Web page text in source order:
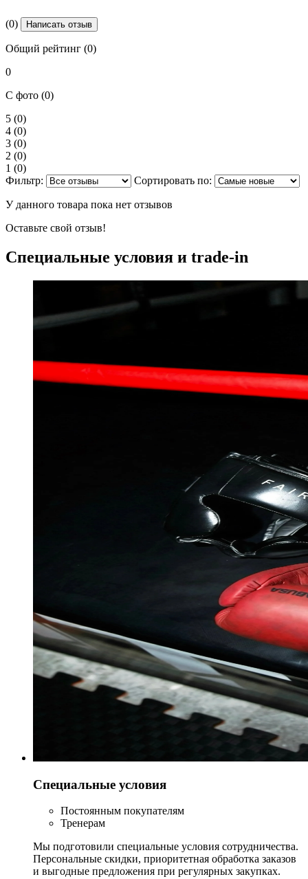
(0) Написать отзыв
Общий рейтинг (0)
0
С фото (0)
5 (0)
4 (0)
3 (0)
2 (0)
1 (0)
Фильтр:
Сортировать по:
У данного товара пока нет отзывов
Оставьте свой отзыв!
Специальные условия и trade-in
Специальные условия
Постоянным покупателям
Тренерам
Мы подготовили специальные условия сотрудничества.
Персональные скидки, приоритетная обработка заказов
и выгодные предложения при регулярных закупках.